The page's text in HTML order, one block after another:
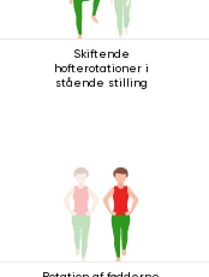
Skiftende
hofterotationer i
stående stilling